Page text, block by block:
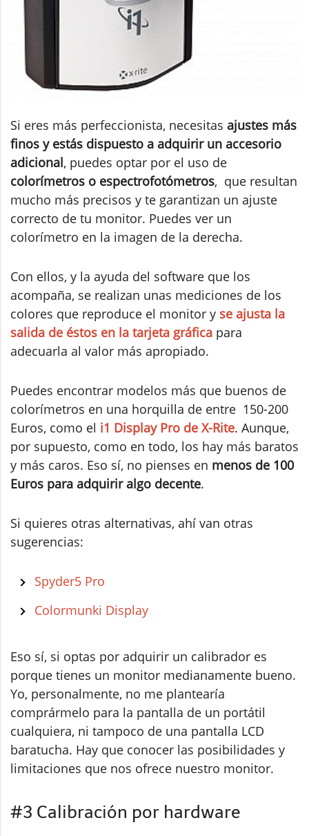
Si eres más perfeccionista, necesitas ajustes más
finos y estás dispuesto a adquirir un accesorio
adicional, puedes optar por el uso de
colorímetros o espectrofotómetros, que resultan
mucho más precisos y te garantizan un ajuste
correcto de tu monitor. Puedes ver un
colorímetro en la imagen de la derecha.
Con ellos, y la ayuda del software que los
acompaña, se realizan unas mediciones de los
colores que reproduce el monitor y se ajusta la
salida de éstos en la tarjeta gráfica para
adecuarla al valor más apropiado.
Puedes encontrar modelos más que buenos de
colorímetros en una horquilla de entre 150-200
Euros, como el i1 Display Pro de X-Rite. Aunque,
por supuesto, como en todo, los hay más baratos
y más caros. Eso sí, no pienses en menos de 100
Euros para adquirir algo decente.
Si quieres otras alternativas, ahí van otras
sugerencias:
Spyder5 Pro
Colormunki Display
Eso sí, si optas por adquirir un calibrador es
porque tienes un monitor medianamente bueno.
Yo, personalmente, no me plantearía
comprármelo para la pantalla de un portátil
cualquiera, ni tampoco de una pantalla LCD
baratucha. Hay que conocer las posibilidades y
limitaciones que nos ofrece nuestro monitor.
#3 Calibración por hardware